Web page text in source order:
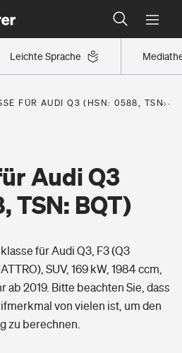
Leichte Sprache
finden
Region eingestuft
finden
FÜR AUDI Q3 (HSN: 0588, TSN:
Audi Q3
TSN: BQT)
für Audi Q3, F3 (Q3
SUV, 169 kW, 1984 ccm,
ab 2019. Bitte beachten Sie, dass
von vielen ist, um den
zu berechnen.